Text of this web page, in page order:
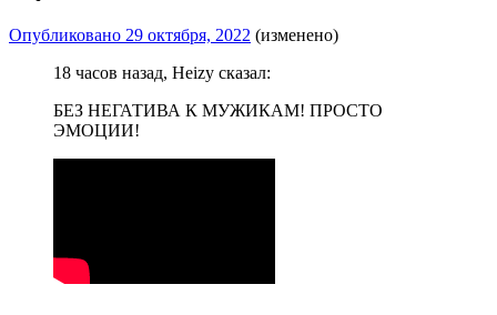
Опубликовано 29 октября, 2022 (изменено)
18 часов назад, Heizy сказал:
БЕЗ НЕГАТИВА К МУЖИКАМ! ПРОСТО
ЭМОЦИИ!